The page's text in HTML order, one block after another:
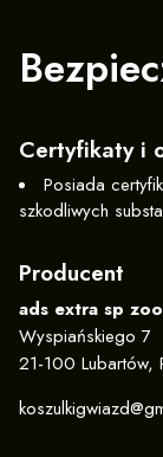
Certyfikaty i
Posiada
szkodliwych
Producent
ads extra sp zoo
Wyspiańskiego 7
21-100 Lubartów,